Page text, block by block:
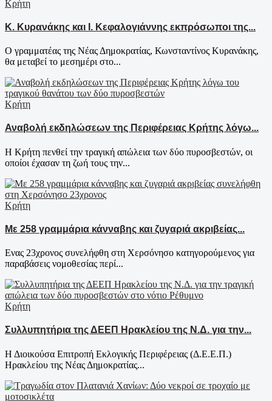
Κρήτη
Κ. Κυρανάκης και Ι. Κεφαλογιάννης εκπρόσωποι της...
Ο γραμματέας της Νέας Δημοκρατίας, Κωνσταντίνος Κυρανάκης,
θα μεταβεί το μεσημέρι στο...
Κρήτη
Αναβολή εκδηλώσεων της Περιφέρειας Κρήτης λόγω...
Η Κρήτη πενθεί την τραγική απώλεια των δύο πυροσβεστών, οι
οποίοι έχασαν τη ζωή τους την...
Κρήτη
Με 258 γραμμάρια κάνναβης και ζυγαριά ακριβείας...
Ενας 23χρονος συνελήφθη στη Χερσόνησο κατηγορούμενος για
παραβάσεις νομοθεσίας περί...
Κρήτη
Συλλυπητήρια της ΔΕΕΠ Ηρακλείου της Ν.Δ. για την...
Η Διοικούσα Επιτροπή Εκλογικής Περιφέρειας (Δ.Ε.Ε.Π.)
Ηρακλείου της Νέας Δημοκρατίας...